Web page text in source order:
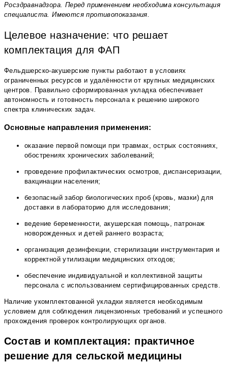
Росздравнадзора. Перед применением необходима консультация
специалиста. Имеются противопоказания.
Целевое назначение: что решает
комплектация для ФАП
Фельдшерско-акушерские пункты работают в условиях
ограниченных ресурсов и удалённости от крупных медицинских
центров. Правильно сформированная укладка обеспечивает
автономность и готовность персонала к решению широкого
спектра клинических задач.
Основные направления применения:
оказание первой помощи при травмах, острых состояниях,
обострениях хронических заболеваний;
проведение профилактических осмотров, диспансеризации,
вакцинации населения;
безопасный забор биологических проб (кровь, мазки) для
доставки в лабораторию для исследования;
ведение беременности, акушерская помощь, патронаж
новорожденных и детей раннего возраста;
организация дезинфекции, стерилизации инструментария и
корректной утилизации медицинских отходов;
обеспечение индивидуальной и коллективной защиты
персонала с использованием сертифицированных средств.
Наличие укомплектованной укладки является необходимым
условием для соблюдения лицензионных требований и успешного
прохождения проверок контролирующих органов.
Состав и комплектация: практичное
решение для сельской медицины